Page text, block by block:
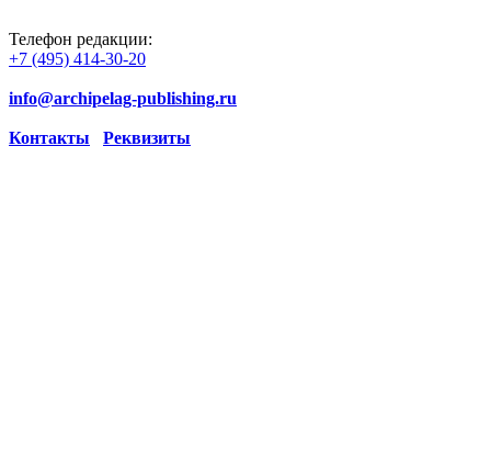
Телефон редакции:
+7 (495) 414-30-20
info@archipelag-publishing.ru
Контакты Реквизиты